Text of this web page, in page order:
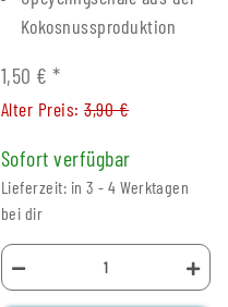
Kokosnussproduktion
1,50 €*
Alter Preis:3,90 €
Sofort verfügbar
Lieferzeit: in 3 - 4 Werktagen
bei dir